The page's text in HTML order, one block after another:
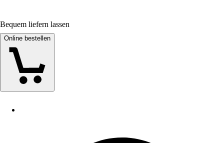
Bequem liefern lassen
Online bestellen